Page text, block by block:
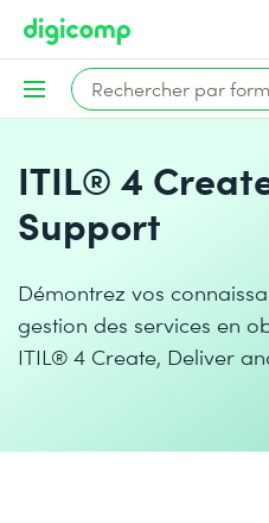
ITIL® 4
Support
Démontrez vos
gestion des services en
ITIL® 4 Create, Deliver